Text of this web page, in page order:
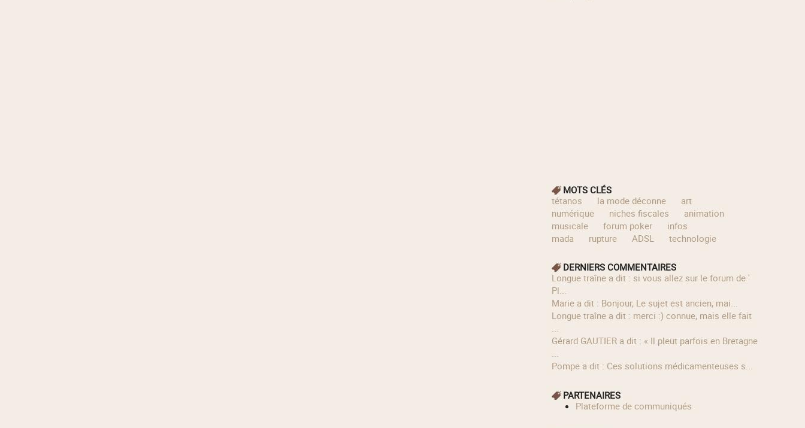
MOTS CLÉS
tétanos
la mode déconne
art
numérique
niches fiscales
animation
musicale
forum poker
infos
mada
rupture ADSL technologie
DERNIERS COMMENTAIRES
longue traîne a dit : si vous allez sur le forum de '
Pl...
Marie a dit : Bonjour, Le sujet est ancien, mai...
longue traîne a dit : merci :) connue, mais elle fait
...
Gérard GAUTIER a dit : « Il pleut parfois en Bretagne
...
Pompe a dit : Ces solutions médicamenteuses s...
PARTENAIRES
Plateforme de communiqués